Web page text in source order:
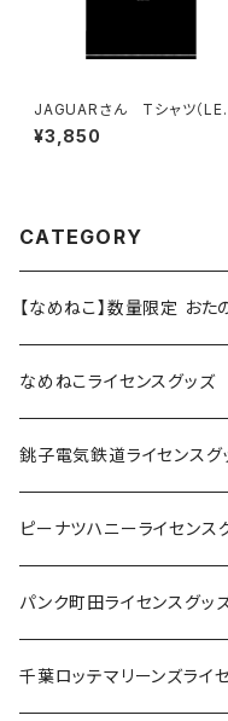
JAGUARさん Tシャツ（
ND-B）Black
¥3,850
CATEGORY
【なめねこ】数量限定 お
なめねこライセンスグッズ
Tシャツ
キャップ
ステッカー
缶バッジ
銚子電気鉄道ライセンスグ
ステッカー
缶バッジ
アクリルキーホルダー
ピーナツハニーライセンス
Tシャツ
キャップ
パンク町田ライセンスグッ
Tシャツ
千葉ロッテマリーンズライ